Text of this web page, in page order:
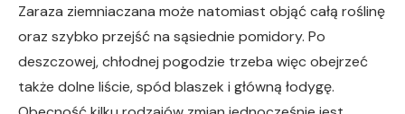
Zaraza ziemniaczana może natomiast objąć całą roślinę
oraz szybko przejść na sąsiednie pomidory. Po
deszczowej, chłodnej pogodzie trzeba więc obejrzeć
także dolne liście, spód blaszek i główną łodygę.